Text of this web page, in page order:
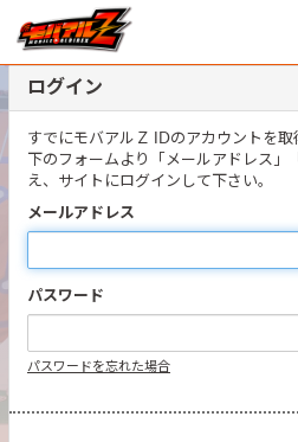
ログイン
すでにモバアルＺ IDのアカウントを
下のフォームより「メールアドレス」
え、サイトにログインして下さい。
メールアドレス
パスワード
パスワードを忘れた場合